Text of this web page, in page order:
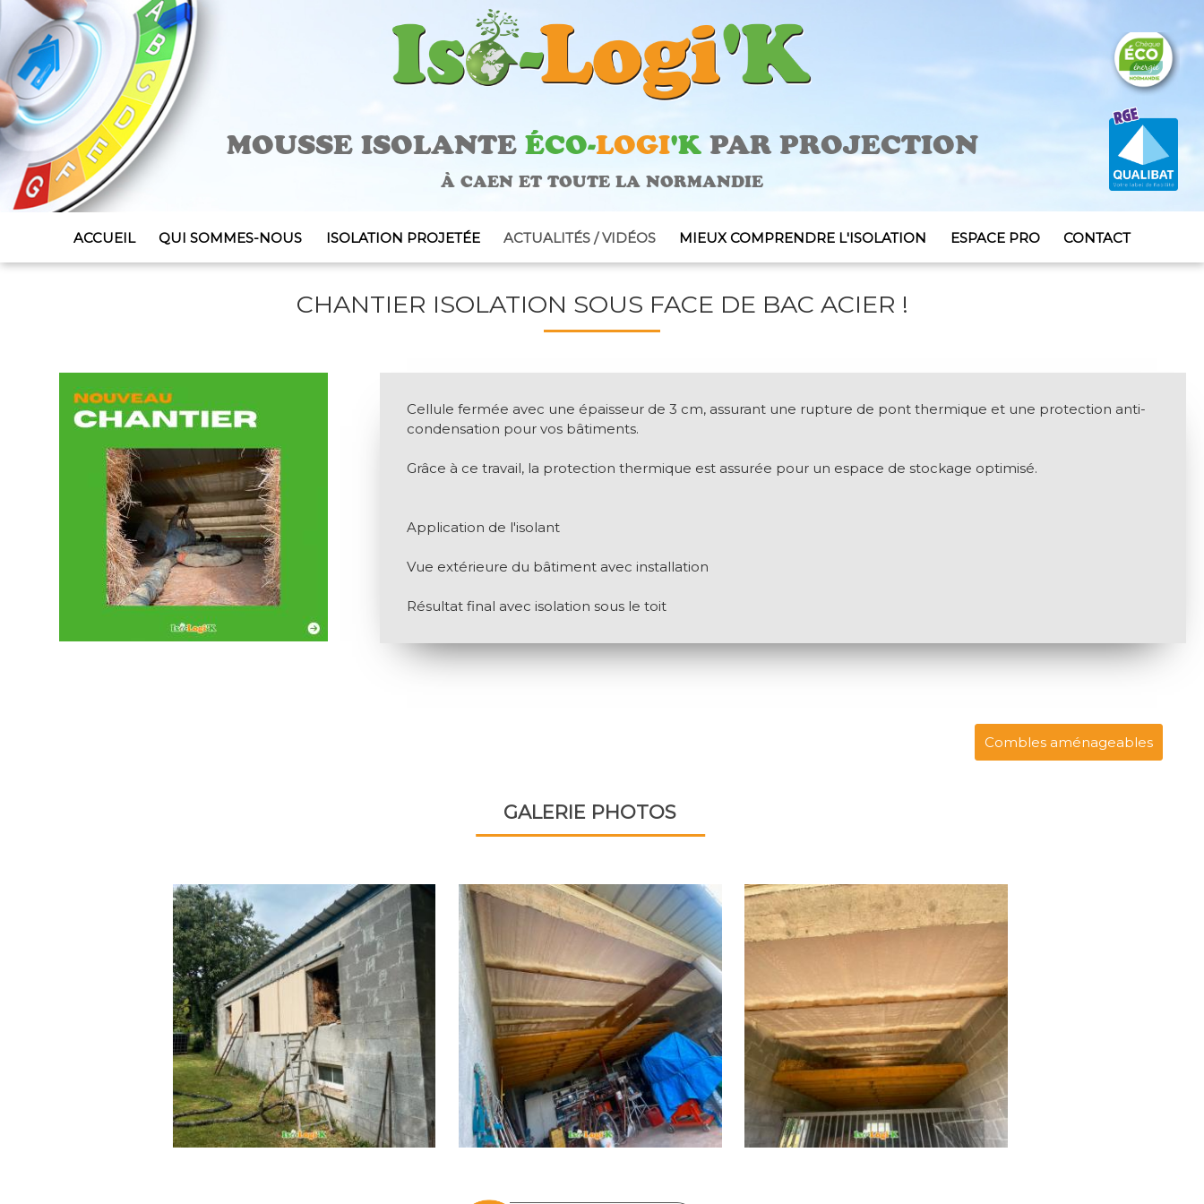
MOUSSE ISOLANTE ÉCO-LOGI'KPAR PROJECTION
À CAEN ET TOUTE LA NORMANDIE
ACCUEIL QUI SOMMES-NOUS ISOLATION PROJETÉE
COMBLES AMÉNAGEABLES
COMBLES PERDUS
SOLS (CAVE ET VIDE SANITAIRE)
ACTUALITÉS / VIDÉOS MIEUX COMPRENDRE L'ISOLATION ESPACE PRO CONTACT
CHANTIER ISOLATION SOUS FACE DE BAC ACIER !
Cellule fermée avec une épaisseur de 3 cm, assurant une rupture de pont thermique et une protection anti-
condensation pour vos bâtiments.
Grâce à ce travail, la protection thermique est assurée pour un espace de stockage optimisé.
Application de l'isolant
Vue extérieure du bâtiment avec installation
Résultat final avec isolation sous le toit
Combles aménageables
GALERIE PHOTOS